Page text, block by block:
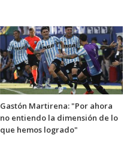
Gastón Martirena: "Por ahora
no entiendo la dimensión de lo
que hemos logrado"